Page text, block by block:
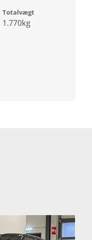
Totalvægt
1.770kg